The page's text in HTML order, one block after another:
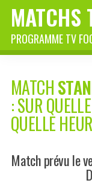
MATCHS
PROGRAMME TV
MATCH
: SUR
QUELLE
Match prévu le